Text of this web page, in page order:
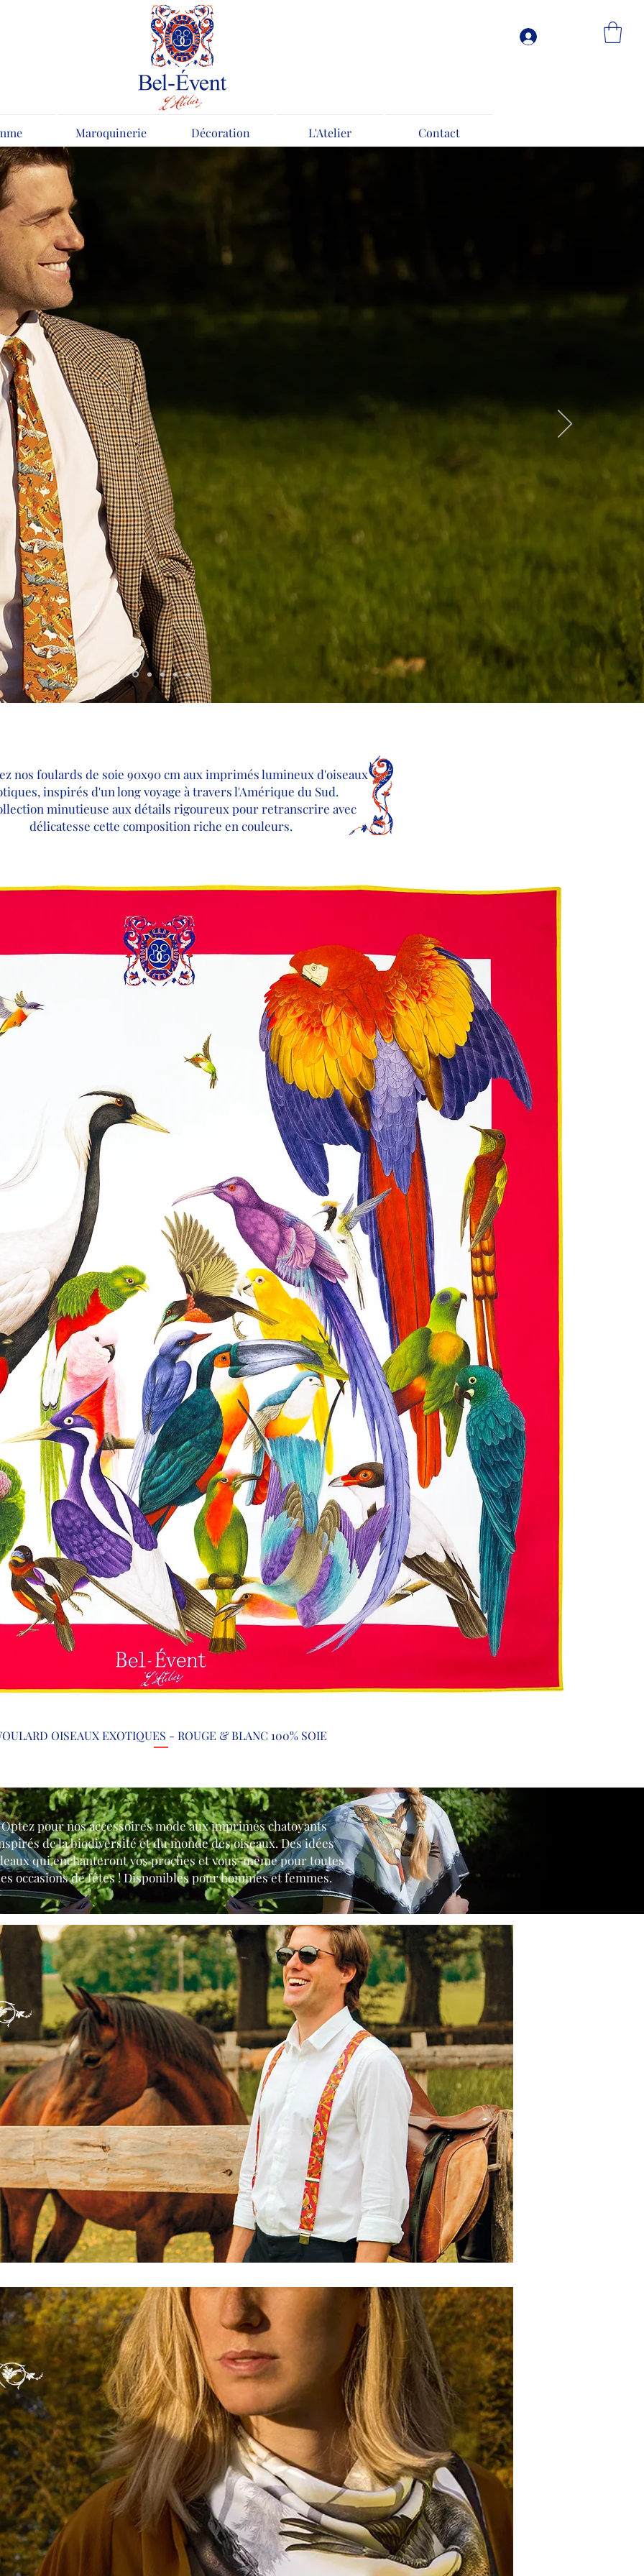
Maroquinerie Décoration L'Atelier Contact
Connexion
Cravates
Plongez au coeur de l'arrière pays normand avec nos nouvelles
nos foulards de soie 90x90 cm aux imprimés lumineux d'oiseaux
inspirés d'un long voyage à travers l'Amérique du Sud.
minutieuse aux détails rigoureux pour retranscrire avec
délicatesse cette composition riche en couleurs.
Aperçu rapide
OISEAUX EXOTIQUES - ROUGE & BLANC 100% SOIE
Optez pour nos accessoires mode aux imprimés chatoyants
de la biodiversité et du monde des oiseaux. Des idées
qui enchanteront vos proches et vous-même pour toutes
occasions de fêtes ! Disponibles pour hommes et femmes.